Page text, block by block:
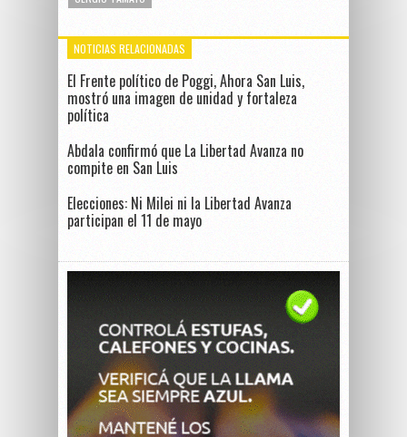
NOTICIAS RELACIONADAS
El Frente político de Poggi, Ahora San Luis,
mostró una imagen de unidad y fortaleza
política
Abdala confirmó que La Libertad Avanza no
compite en San Luis
Elecciones: Ni Milei ni la Libertad Avanza
participan el 11 de mayo